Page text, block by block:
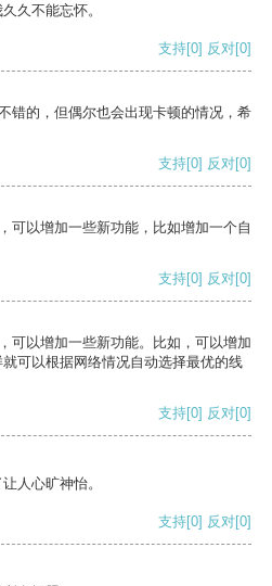
久不能忘怀。
支持[0] 反对[0]
错的，但偶尔也会出现卡顿的情况，希
支持[0] 反对[0]
可以增加一些新功能，比如增加一个自
支持[0] 反对[0]
可以增加一些新功能。比如，可以增加
可以根据网络情况自动选择最优的线
支持[0] 反对[0]
人心旷神怡。
支持[0] 反对[0]